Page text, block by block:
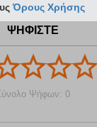
ΨΗΦΙΣΤΕ
Ψήφων: 0
Όρους Χρήσης